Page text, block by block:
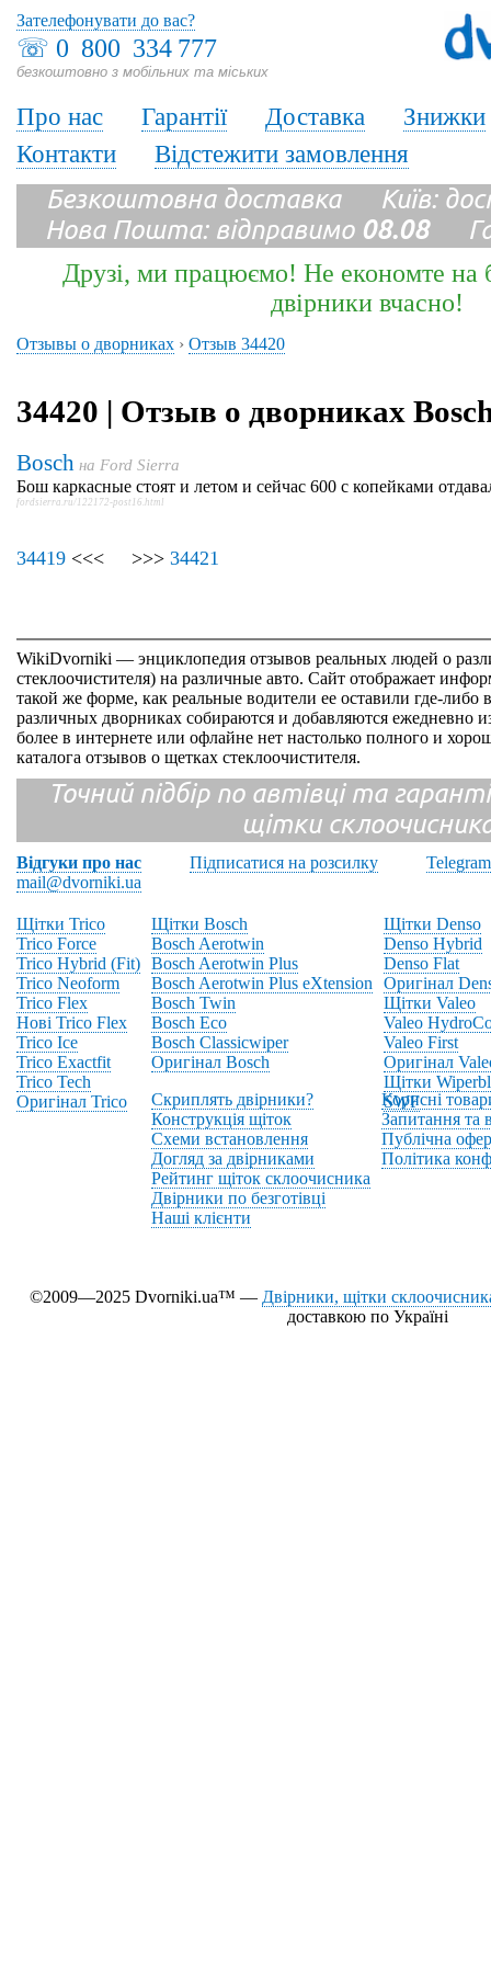
☏ 0 800 334 777
безкоштовно з мобільних та міських
Зателефонувати до вас?
Про нас Гарантії Доставка
Знижки
Контакти
Відстежити замовлення
Безкоштовна доставка Київ:
Нова Пошта: відправимо 08.08
Друзі, ми працюємо! Не економте на
двірники вчасно!
Отзывы о дворниках › Отзыв 34420
34420 | Отзыв о дворниках
Bosch на Ford Sierra
Бош каркасные стоят и летом и сейчас 600 с копейками
fordsierra.ru/122172-post16.html
34419 <<< >>> 34421
WikiDvorniki — энциклопедия отзывов реальных людей о
стеклоочистителя) на различные авто. Сайт отображает
такой же форме, как реальные водители ее оставили где-либо
различных дворниках собираются и добавляются ежедневно
более в интернете или офлайне нет настолько полного и
каталога отзывов о щетках стеклоочистителя.
Точний підбір по автівці та
щітки
Відгуки про нас Підписатися на розсилку
Telegram
mail@dvorniki.ua
Щітки Trico
Trico Force
Trico Hybrid (Fit)
Trico Neoform
Trico Flex
Нові Trico Flex
Trico Ice
Trico Exactfit
Trico Tech
Оригінал Trico
Щітки Bosch
Bosch Aerotwin
Bosch Aerotwin Plus
Bosch Aerotwin Plus eXtension
Bosch Twin
Bosch Eco
Bosch Classicwiper
Оригінал Bosch
Щітки Denso
Denso Hybrid
Denso Flat
Оригінал
Щітки Valeo
Valeo
Valeo First
Оригінал
Щітки
SWF
Скриплять двірники?
Конструкція щіток
Схеми встановлення
Догляд за двірниками
Рейтинг щіток склоочисника
Двірники по безготівці
Наші клієнти
Корисні
Запитання та
Публічна
Політика
©2009—2025 Dvorniki.ua™ — Двірники, щітки
доставкою по Україні